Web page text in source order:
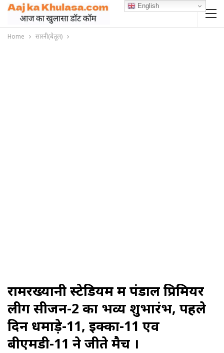
Home सारनी(बैतूल)
रामरख्यानी स्टेडियम में पंडाल प्रिमियर
लीग सीजन-2 का भव्य शुभारंभ, पहले
दिन धमाड़े-11, इक्का-11 एव
बीएमडी-11 ने जीते मैच ।
English